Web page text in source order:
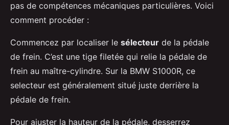
pas de compétences mécaniques particulières. Voici
comment procéder :
Commencez par localiser le sélecteur de la pédale
de frein. C’est une tige filetée qui relie la pédale de
frein au maître-cylindre. Sur la BMW S1000R, ce
selecteur est généralement situé juste derrière la
pédale de frein.
Pour ajuster la hauteur de la pédale, desserrez